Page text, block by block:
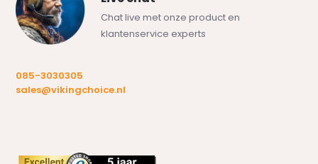
Chat live met onze product en
klantenservice experts
085-3030305
sales@vikingchoice.nl